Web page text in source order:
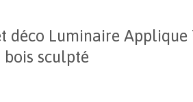
déco Luminaire Applique
bois sculpté